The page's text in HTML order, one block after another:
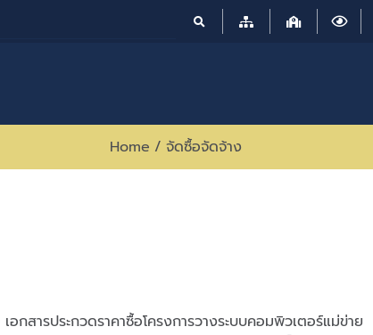
Home / จัดซื้อจัดจ้าง
อกสารประกวดราคาซื้อโครงการวางระบบคอมพิวเตอร์แม่ข่าย